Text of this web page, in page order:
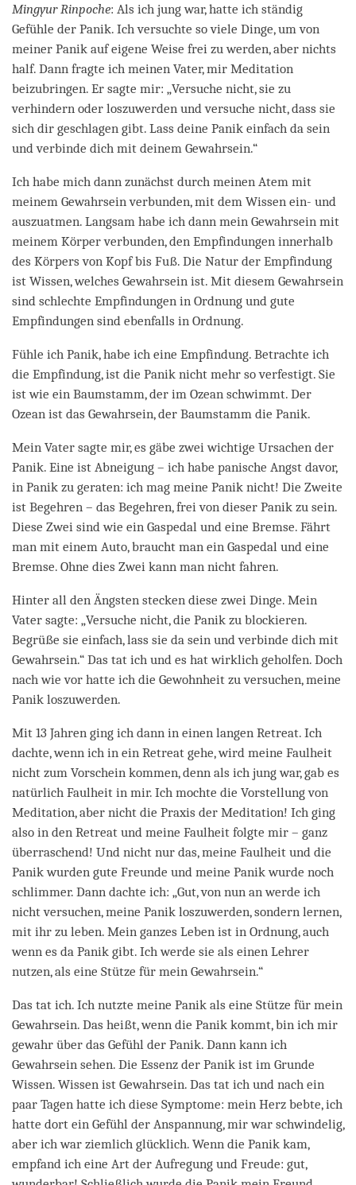
Mingyur Rinpoche: Als ich jung war, hatte ich ständig
Gefühle der Panik. Ich versuchte so viele Dinge, um von
meiner Panik auf eigene Weise frei zu werden, aber nichts
half. Dann fragte ich meinen Vater, mir Meditation
beizubringen. Er sagte mir: „Versuche nicht, sie zu
verhindern oder loszuwerden und versuche nicht, dass sie
sich dir geschlagen gibt. Lass deine Panik einfach da sein
und verbinde dich mit deinem Gewahrsein.“
Ich habe mich dann zunächst durch meinen Atem mit
meinem Gewahrsein verbunden, mit dem Wissen ein- und
auszuatmen. Langsam habe ich dann mein Gewahrsein mit
meinem Körper verbunden, den Empfindungen innerhalb
des Körpers von Kopf bis Fuß. Die Natur der Empfindung
ist Wissen, welches Gewahrsein ist. Mit diesem Gewahrsein
sind schlechte Empfindungen in Ordnung und gute
Empfindungen sind ebenfalls in Ordnung.
Fühle ich Panik, habe ich eine Empfindung. Betrachte ich
die Empfindung, ist die Panik nicht mehr so verfestigt. Sie
ist wie ein Baumstamm, der im Ozean schwimmt. Der
Ozean ist das Gewahrsein, der Baumstamm die Panik.
Mein Vater sagte mir, es gäbe zwei wichtige Ursachen der
Panik. Eine ist Abneigung – ich habe panische Angst davor,
in Panik zu geraten: ich mag meine Panik nicht! Die Zweite
ist Begehren – das Begehren, frei von dieser Panik zu sein.
Diese Zwei sind wie ein Gaspedal und eine Bremse. Fährt
man mit einem Auto, braucht man ein Gaspedal und eine
Bremse. Ohne dies Zwei kann man nicht fahren.
Hinter all den Ängsten stecken diese zwei Dinge. Mein
Vater sagte: „Versuche nicht, die Panik zu blockieren.
Begrüße sie einfach, lass sie da sein und verbinde dich mit
Gewahrsein.“ Das tat ich und es hat wirklich geholfen. Doch
nach wie vor hatte ich die Gewohnheit zu versuchen, meine
Panik loszuwerden.
Mit 13 Jahren ging ich dann in einen langen Retreat. Ich
dachte, wenn ich in ein Retreat gehe, wird meine Faulheit
nicht zum Vorschein kommen, denn als ich jung war, gab es
natürlich Faulheit in mir. Ich mochte die Vorstellung von
Meditation, aber nicht die Praxis der Meditation! Ich ging
also in den Retreat und meine Faulheit folgte mir – ganz
überraschend! Und nicht nur das, meine Faulheit und die
Panik wurden gute Freunde und meine Panik wurde noch
schlimmer. Dann dachte ich: „Gut, von nun an werde ich
nicht versuchen, meine Panik loszuwerden, sondern lernen,
mit ihr zu leben. Mein ganzes Leben ist in Ordnung, auch
wenn es da Panik gibt. Ich werde sie als einen Lehrer
nutzen, als eine Stütze für mein Gewahrsein.“
Das tat ich. Ich nutzte meine Panik als eine Stütze für mein
Gewahrsein. Das heißt, wenn die Panik kommt, bin ich mir
gewahr über das Gefühl der Panik. Dann kann ich
Gewahrsein sehen. Die Essenz der Panik ist im Grunde
Wissen. Wissen ist Gewahrsein. Das tat ich und nach ein
paar Tagen hatte ich diese Symptome: mein Herz bebte, ich
hatte dort ein Gefühl der Anspannung, mir war schwindelig,
aber ich war ziemlich glücklich. Wenn die Panik kam,
empfand ich eine Art der Aufregung und Freude: gut,